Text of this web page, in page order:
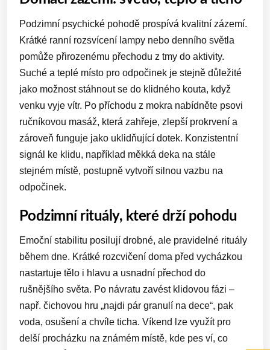
Podzimní psychické pohodě prospívá kvalitní zázemí.
Krátké ranní rozsvícení lampy nebo denního světla
pomůže přirozenému přechodu z tmy do aktivity.
Suché a teplé místo pro odpočinek je stejně důležité
jako možnost stáhnout se do klidného kouta, když
venku vyje vítr. Po příchodu z mokra nabídněte psovi
ručníkovou masáž, která zahřeje, zlepší prokrvení a
zároveň funguje jako uklidňující dotek. Konzistentní
signál ke klidu, například měkká deka na stále
stejném místě, postupně vytvoří silnou vazbu na
odpočinek.
Podzimní rituály, které drží pohodu
Emoční stabilitu posilují drobné, ale pravidelné rituály
během dne. Krátké rozcvičení doma před vycházkou
nastartuje tělo i hlavu a usnadní přechod do
rušnějšího světa. Po návratu zavést klidovou fázi –
např. čichovou hru „najdi pár granulí na dece“, pak
voda, osušení a chvíle ticha. Víkend lze využít pro
delší procházku na známém místě, kde pes ví, co